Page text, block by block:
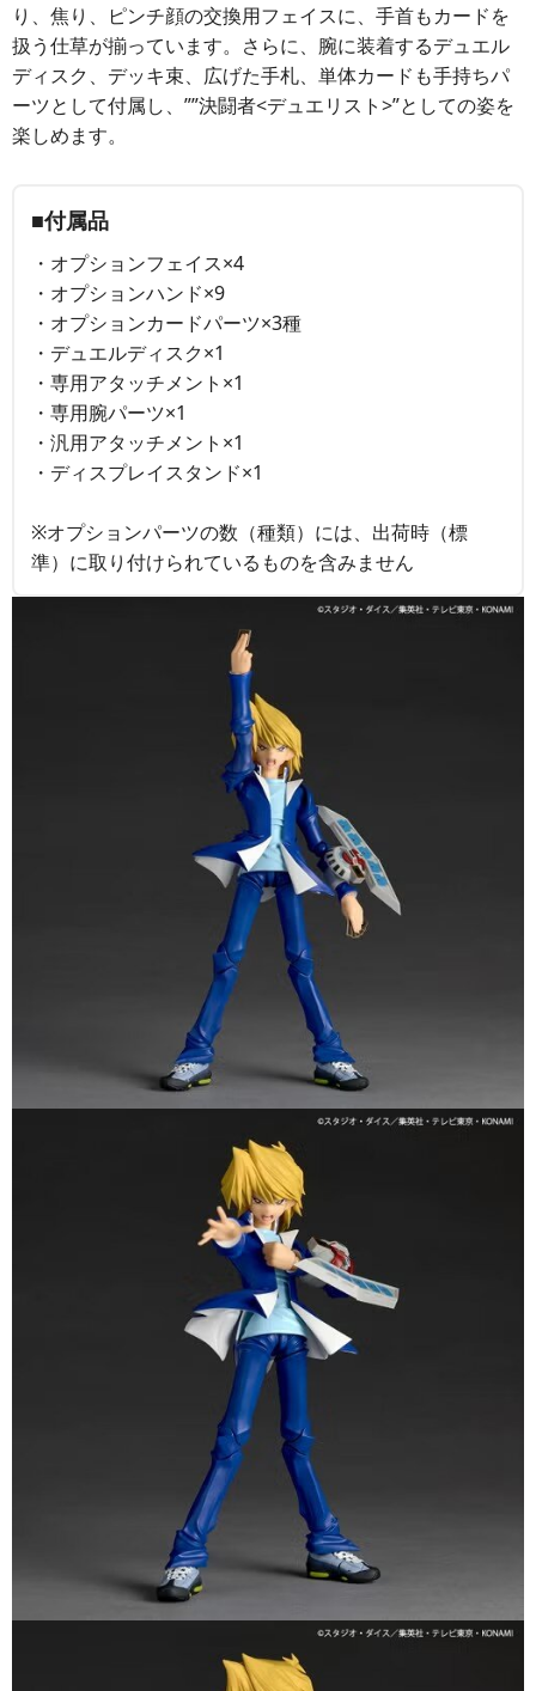
り、焦り、ピンチ顔の交換用フェイスに、手首もカードを
扱う仕草が揃っています。さらに、腕に装着するデュエル
ディスク、デッキ束、広げた手札、単体カードも手持ちパ
ーツとして付属し、””決闘者<デュエリスト>”としての姿を
楽しめます。
■付属品
・オプションフェイス×4
・オプションハンド×9
・オプションカードパーツ×3種
・デュエルディスク×1
・専用アタッチメント×1
・専用腕パーツ×1
・汎用アタッチメント×1
・ディスプレイスタンド×1
※オプションパーツの数（種類）には、出荷時（標
準）に取り付けられているものを含みません